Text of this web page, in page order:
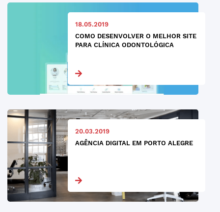
18.05.2019
COMO DESENVOLVER O MELHOR SITE
PARA CLÍNICA ODONTOLÓGICA
20.03.2019
AGÊNCIA DIGITAL EM PORTO ALEGRE